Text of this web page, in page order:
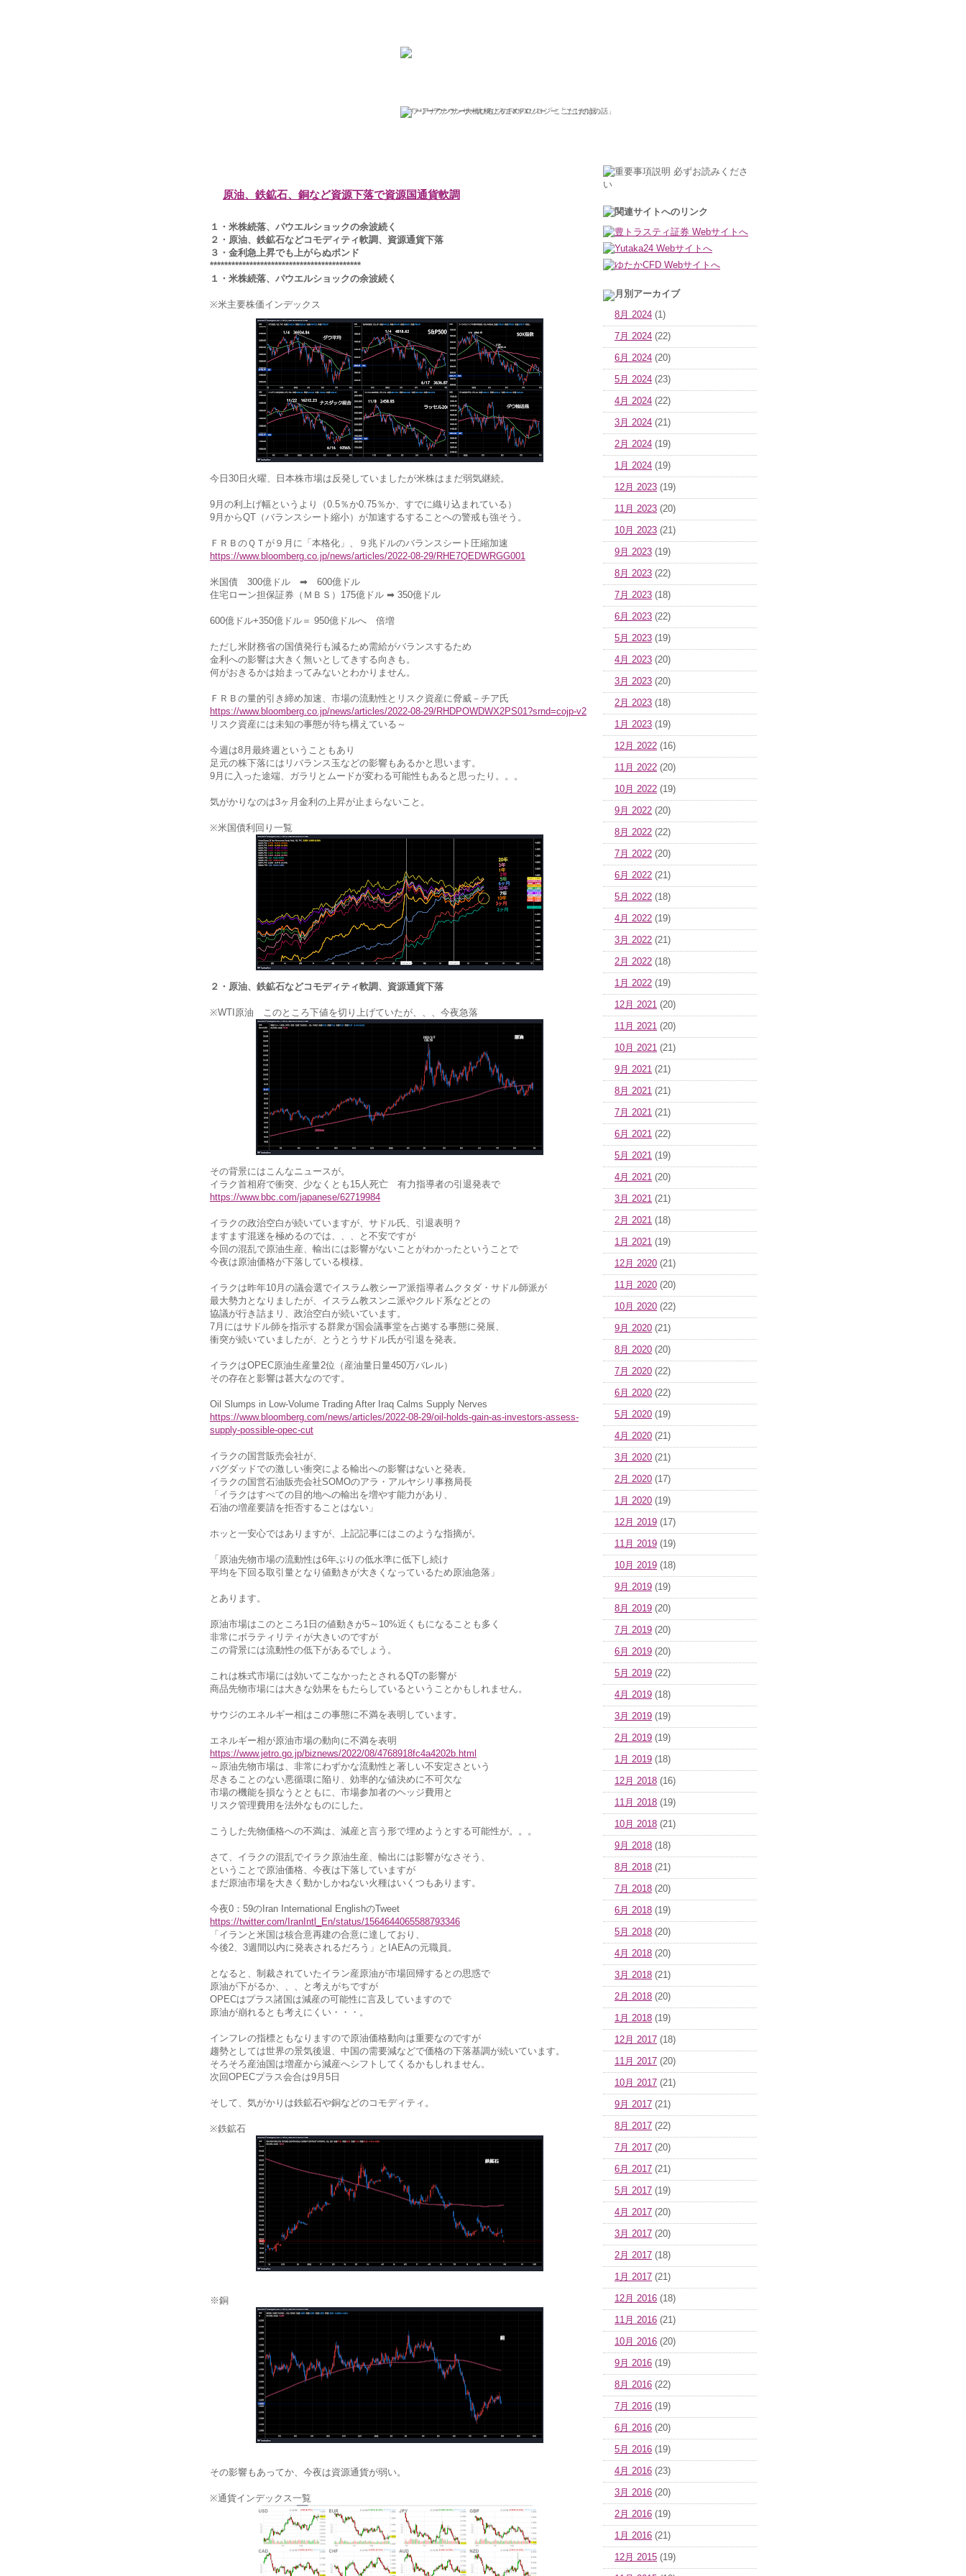
ひろこの“ボラタイル”な日々
フリーアナウンサー大橋ひろこのFXソロジー「ここだけの話」
原油、鉄鉱石、銅など資源下落で資源国通貨軟調
１・米株続落、パウエルショックの余波続く
２・原油、鉄鉱石などコモディティ軟調、資源通貨下落
３・金利急上昇でも上がらぬポンド
******************************************
１・米株続落、パウエルショックの余波続く
※米主要株価インデックス
今日30日火曜、日本株市場は反発していましたが米株はまだ弱気継続。
9月の利上げ幅というより（0.5％か0.75％か、すでに織り込まれている）
9月からQT（バランスシート縮小）が加速するすることへの警戒も強そう。
ＦＲＢのＱＴが９月に「本格化」、９兆ドルのバランスシート圧縮加速
https://www.bloomberg.co.jp/news/articles/2022-08-29/RHE7QEDWRGG001
米国債 300億ドル ➡ 600億ドル
住宅ローン担保証券（ＭＢＳ）175億ドル ➡ 350億ドル
600億ドル+350億ドル＝ 950億ドルへ 倍増
ただし米財務省の国債発行も減るため需給がバランスするため
金利への影響は大きく無いとしてきする向きも。
何がおきるかは始まってみないとわかりません。
ＦＲＢの量的引き締め加速、市場の流動性とリスク資産に脅威－チア氏
https://www.bloomberg.co.jp/news/articles/2022-08-29/RHDPOWDWX2PS01?srnd=cojp-v2
リスク資産には未知の事態が待ち構えている～
今週は8月最終週ということもあり
足元の株下落にはリバランス玉などの影響もあるかと思います。
9月に入った途端、ガラリとムードが変わる可能性もあると思ったり。。。
気がかりなのは3ヶ月金利の上昇が止まらないこと。
※米国債利回り一覧
２・原油、鉄鉱石などコモディティ軟調、資源通貨下落
※WTI原油 このところ下値を切り上げていたが、、、今夜急落
その背景にはこんなニュースが。
イラク首相府で衝突、少なくとも15人死亡 有力指導者の引退発表で
https://www.bbc.com/japanese/62719984
イラクの政治空白が続いていますが、サドル氏、引退表明？
ますます混迷を極めるのでは、、、と不安ですが
今回の混乱で原油生産、輸出には影響がないことがわかったということで
今夜は原油価格が下落している模様。
イラクは昨年10月の議会選でイスラム教シーア派指導者ムクタダ・サドル師派が
最大勢力となりましたが、イスラム教スンニ派やクルド系などとの
協議が行き詰まリ、政治空白が続いています。
7月にはサドル師を指示する群衆が国会議事堂を占拠する事態に発展、
衝突が続いていましたが、とうとうサドル氏が引退を発表。
イラクはOPEC原油生産量2位（産油量日量450万バレル）
その存在と影響は甚大なのです。
Oil Slumps in Low-Volume Trading After Iraq Calms Supply Nerves
https://www.bloomberg.com/news/articles/2022-08-29/oil-holds-gain-as-investors-assess-
supply-possible-opec-cut
イラクの国営販売会社が、
バグダッドでの激しい衝突による輸出への影響はないと発表。
イラクの国営石油販売会社SOMOのアラ・アルヤシリ事務局長
「イラクはすべての目的地への輸出を増やす能力があり、
石油の増産要請を拒否することはない」
ホッと一安心ではありますが、上記記事にはこのような指摘が。
「原油先物市場の流動性は6年ぶりの低水準に低下し続け
平均を下回る取引量となり値動きが大きくなっているため原油急落」
とあります。
原油市場はこのところ1日の値動きが5～10%近くもになることも多く
非常にボラティリティが大きいのですが
この背景には流動性の低下があるでしょう。
これは株式市場には効いてこなかったとされるQTの影響が
商品先物市場には大きな効果をもたらしているということかもしれません。
サウジのエネルギー相はこの事態に不満を表明しています。
エネルギー相が原油市場の動向に不満を表明
https://www.jetro.go.jp/biznews/2022/08/4768918fc4a4202b.html
～原油先物市場は、非常にわずかな流動性と著しい不安定さという
尽きることのない悪循環に陥り、効率的な値決めに不可欠な
市場の機能を損なうとともに、市場参加者のヘッジ費用と
リスク管理費用を法外なものにした。
こうした先物価格への不満は、減産と言う形で埋めようとする可能性が。。。
さて、イラクの混乱でイラク原油生産、輸出には影響がなさそう、
ということで原油価格、今夜は下落していますが
まだ原油市場を大きく動かしかねない火種はいくつもあります。
今夜0：59のIran International EnglishのTweet
https://twitter.com/IranIntl_En/status/1564644065588793346
「イランと米国は核合意再建の合意に達しており、
今後2、3週間以内に発表されるだろう」とIAEAの元職員。
となると、制裁されていたイラン産原油が市場回帰するとの思惑で
原油が下がるか、、、と考えがちですが
OPECはプラス諸国は減産の可能性に言及していますので
原油が崩れるとも考えにくい・・・。
インフレの指標ともなりますので原油価格動向は重要なのですが
趨勢としては世界の景気後退、中国の需要減などで価格の下落基調が続いています。
そろそろ産油国は増産から減産へシフトしてくるかもしれません。
次回OPECプラス会合は9月5日
そして、気がかりは鉄鉱石や銅などのコモディティ。
※鉄鉱石
※銅
その影響もあってか、今夜は資源通貨が弱い。
※通貨インデックス一覧
8月 2024 (1)
7月 2024 (22)
6月 2024 (20)
5月 2024 (23)
4月 2024 (22)
3月 2024 (21)
2月 2024 (19)
1月 2024 (19)
12月 2023 (19)
11月 2023 (20)
10月 2023 (21)
9月 2023 (19)
8月 2023 (22)
7月 2023 (18)
6月 2023 (22)
5月 2023 (19)
4月 2023 (20)
3月 2023 (20)
2月 2023 (18)
1月 2023 (19)
12月 2022 (16)
11月 2022 (20)
10月 2022 (19)
9月 2022 (20)
8月 2022 (22)
7月 2022 (20)
6月 2022 (21)
5月 2022 (18)
4月 2022 (19)
3月 2022 (21)
2月 2022 (18)
1月 2022 (19)
12月 2021 (20)
11月 2021 (20)
10月 2021 (21)
9月 2021 (21)
8月 2021 (21)
7月 2021 (21)
6月 2021 (22)
5月 2021 (19)
4月 2021 (20)
3月 2021 (21)
2月 2021 (18)
1月 2021 (19)
12月 2020 (21)
11月 2020 (20)
10月 2020 (22)
9月 2020 (21)
8月 2020 (20)
7月 2020 (22)
6月 2020 (22)
5月 2020 (19)
4月 2020 (21)
3月 2020 (21)
2月 2020 (17)
1月 2020 (19)
12月 2019 (17)
11月 2019 (19)
10月 2019 (18)
9月 2019 (19)
8月 2019 (20)
7月 2019 (20)
6月 2019 (20)
5月 2019 (22)
4月 2019 (18)
3月 2019 (19)
2月 2019 (19)
1月 2019 (18)
12月 2018 (16)
11月 2018 (19)
10月 2018 (21)
9月 2018 (18)
8月 2018 (21)
7月 2018 (20)
6月 2018 (19)
5月 2018 (20)
4月 2018 (20)
3月 2018 (21)
2月 2018 (20)
1月 2018 (19)
12月 2017 (18)
11月 2017 (20)
10月 2017 (21)
9月 2017 (21)
8月 2017 (22)
7月 2017 (20)
6月 2017 (21)
5月 2017 (19)
4月 2017 (20)
3月 2017 (20)
2月 2017 (18)
1月 2017 (21)
12月 2016 (18)
11月 2016 (21)
10月 2016 (20)
9月 2016 (19)
8月 2016 (22)
7月 2016 (19)
6月 2016 (20)
5月 2016 (19)
4月 2016 (23)
3月 2016 (20)
2月 2016 (19)
1月 2016 (21)
12月 2015 (19)